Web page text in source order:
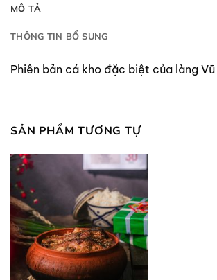
MÔ TẢ
THÔNG TIN BỔ SUNG
Phiên bản cá kho đặc biệt của làng
SẢN PHẨM TƯƠNG TỰ